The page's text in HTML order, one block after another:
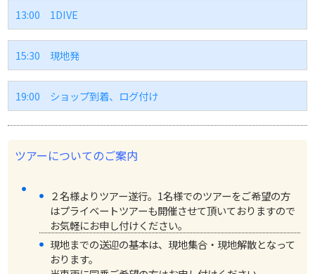
13:00 1DIVE
15:30 現地発
19:00 ショップ到着、ログ付け
ツアーについてのご案内
２名様よりツアー遂行。1名様でのツアーをご希望の方
はプライベートツアーも開催させて頂いておりますので
お気軽にお申し付けください。
現地までの送迎の基本は、現地集合・現地解散となって
おります。